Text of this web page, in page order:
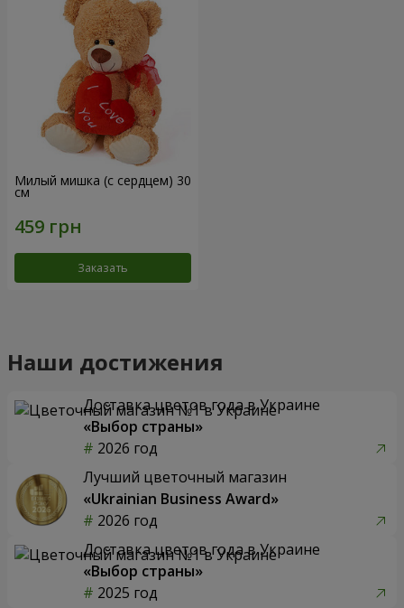
Милый мишка (с сердцем) 30
см
Заказать
Наши достижения
Доставка цветов года в Украине
«Выбор страны»
2026 год
Лучший цветочный магазин
«Ukrainian Business Award»
2026 год
Доставка цветов года в Украине
«Выбор страны»
2025 год